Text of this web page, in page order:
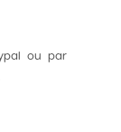
ou par